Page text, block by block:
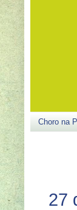
Choro na
27